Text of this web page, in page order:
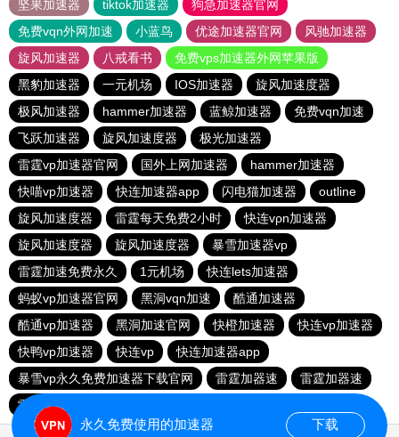
坚果加速器
tiktok加速器
狗急加速器官网
免费vqn外网加速
小蓝鸟 优途加速器官网
风驰加速器
旋风加速器
八戒看书
免费vps加速器外网苹果版
黑豹加速器
一元机场 IOS加速器
旋风加速度器
极风加速器
hammer加速器 蓝鲸加速器
免费vqn加速
飞跃加速器
旋风加速度器
极光加速器
雷霆vp加速器官网
国外上网加速器
hammer加速器
快喵vp加速器
快连加速器app 闪电猫加速器
outline
旋风加速度器
雷霆每天免费2小时
快连vρn加速器
旋风加速度器
旋风加速度器
暴雪加速器vp
雷霆加速免费永久
1元机场
快连lets加速器
蚂蚁vp加速器官网
黑洞vqn加速
酷通加速器
酷通vp加速器
黑洞加速官网 快橙加速器
快连vp加速器
快鸭vp加速器
快连vp
快连加速器app
暴雪vp永久免费加速器下载官网
雷霆加器速
雷霆加器速
雷霆vqn加速官网
永久免费使用的加速器 下载